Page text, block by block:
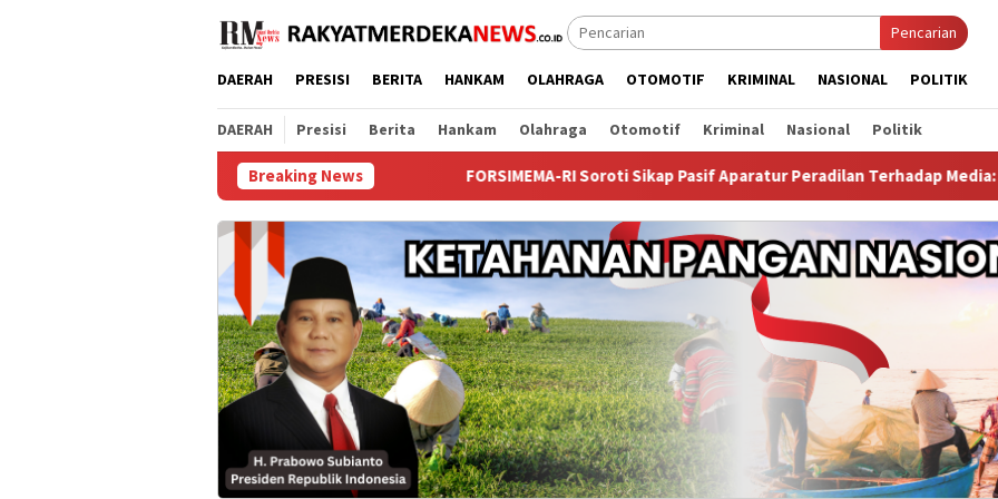
Pencarian
DAERAH PRESISI BERITA HANKAM OLAHRAGA OTOMOTIF KRIMINAL NASIONAL POLITIK
DAERAH Presisi Berita Hankam Olahraga Otomotif Kriminal Nasional Politik
Breaking News
FORSIMEMA-RI Soroti Sikap Pasif Aparatur Peradilan Terhadap Media: Menutup Diri Hanya